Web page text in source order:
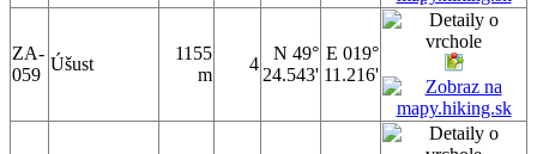
ZA-
059
Úšust
1155
m
4
N 49°
24.543'
E 019°
11.216'